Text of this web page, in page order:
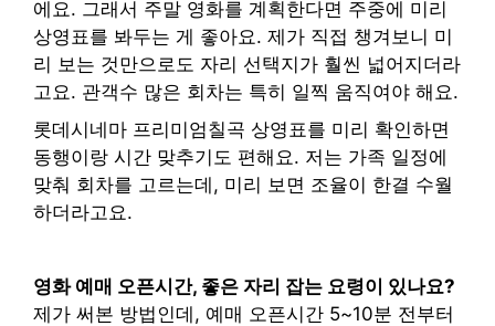
에요. 그래서 주말 영화를 계획한다면 주중에 미리
상영표를 봐두는 게 좋아요. 제가 직접 챙겨보니 미
리 보는 것만으로도 자리 선택지가 훨씬 넓어지더라
고요. 관객수 많은 회차는 특히 일찍 움직여야 해요.
롯데시네마 프리미엄칠곡 상영표를 미리 확인하면
동행이랑 시간 맞추기도 편해요. 저는 가족 일정에
맞춰 회차를 고르는데, 미리 보면 조율이 한결 수월
하더라고요.
영화 예매 오픈시간, 좋은 자리 잡는 요령이 있나요?
제가 써본 방법인데, 예매 오픈시간 5~10분 전부터